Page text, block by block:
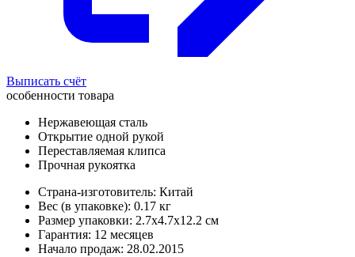
Выписать счёт
особенности товара
Нержавеющая сталь
Открытие одной рукой
Переставляемая клипса
Прочная рукоятка
Страна-изготовитель: Китай
Вес (в упаковке): 0.17 кг
Размер упаковки: 2.7x4.7x12.2 см
Гарантия: 12 месяцев
Начало продаж: 28.02.2015